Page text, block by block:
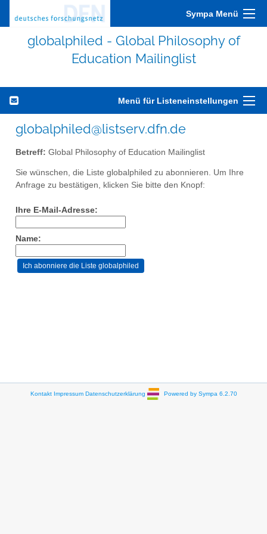
Sympa Menü
globalphiled - Global Philosophy of
Education Mailinglist
Menü für Listeneinstellungen
globalphiled@listserv.dfn.de
Betreff: Global Philosophy of Education Mailinglist
Sie wünschen, die Liste globalphiled zu abonnieren. Um Ihre
Anfrage zu bestätigen, klicken Sie bitte den Knopf:
Ihre E-Mail-Adresse:
Name:
Kontakt Impressum Datenschutzerklärung Powered by Sympa 6.2.70